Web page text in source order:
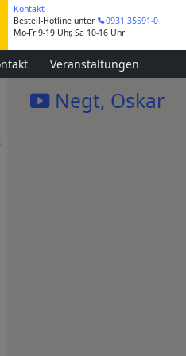
Kontakt
Bestell-Hotline unter
0931 35591-0
Mo-Fr 9-19 Uhr, Sa 10-16 Uhr
Veranstaltungen
Negt, Oskar